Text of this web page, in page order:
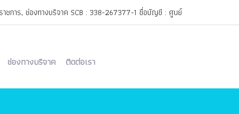
การ, ช่องทางบริจาค SCB : 338-267377-1 ชื่อบัญชี : ศูนย์
ช่องทางบริจาค ติดต่อเรา